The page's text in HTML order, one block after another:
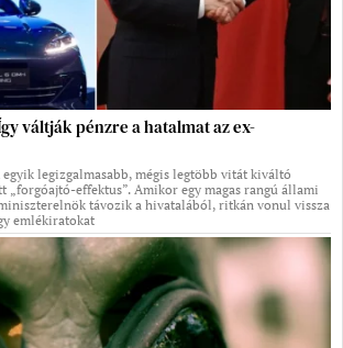
váltják pénzre a hatalmat az ex-
legizgalmasabb, mégis legtöbb vitát kiváltó
„forgóajtó-effektus”. Amikor egy magas rangú állami
távozik a hivatalából, ritkán vonul vissza
emlékiratokat